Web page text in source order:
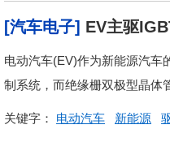
[汽车电子] EV主驱
电动汽车(EV)作为新能源汽车
制系统，而绝缘栅双极型晶体
关键字： 电动汽车 新能源